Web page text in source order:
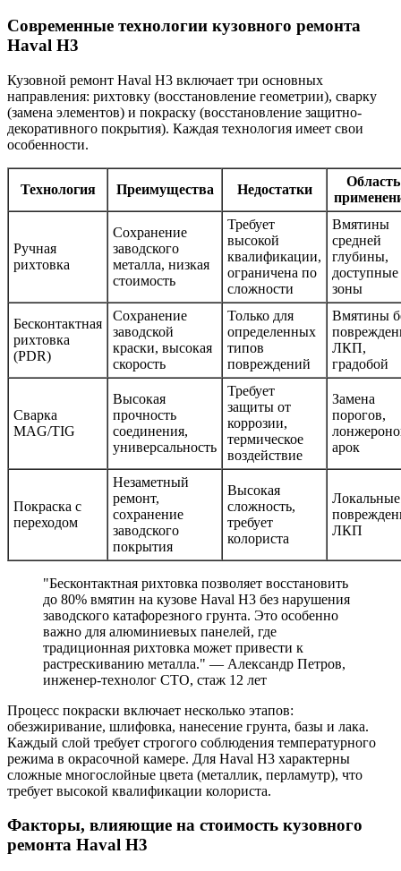
Современные технологии кузовного ремонта
Haval H3
Кузовной ремонт Haval H3 включает три основных
направления: рихтовку (восстановление геометрии), сварку
(замена элементов) и покраску (восстановление защитно-
декоративного покрытия). Каждая технология имеет свои
особенности.
Технология Преимущества Недостатки
Область
Ручная
рихтовка
Сохранение
заводского
металла, низкая
стоимость
Требует
высокой
квалификации,
ограничена по
сложности
Вмятины
средней
глубины,
доступные
зоны
Бесконтактная
рихтовка
(PDR)
Сохранение
заводской
краски, высокая
скорость
Только для
определенных
типов
повреждений
Вмятины
ЛКП,
градобой
Сварка
MAG/TIG
Высокая
прочность
соединения,
универсальность
Требует
защиты от
коррозии,
термическое
воздействие
Замена
порогов,
арок
Покраска с
переходом
Незаметный
ремонт,
сохранение
заводского
покрытия
Высокая
сложность,
требует
колориста
Локальные
ЛКП
"Бесконтактная рихтовка позволяет восстановить
до 80% вмятин на кузове Haval H3 без нарушения
заводского катафорезного грунта. Это особенно
важно для алюминиевых панелей, где
традиционная рихтовка может привести к
растрескиванию металла." — Александр Петров,
инженер-технолог СТО, стаж 12 лет
Процесс покраски включает несколько этапов:
обезжиривание, шлифовка, нанесение грунта, базы и лака.
Каждый слой требует строгого соблюдения температурного
режима в окрасочной камере. Для Haval H3 характерны
сложные многослойные цвета (металлик, перламутр), что
требует высокой квалификации колориста.
Факторы, влияющие на стоимость кузовного
ремонта Haval H3